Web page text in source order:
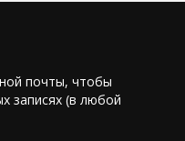
почты, чтобы
записях (в любой